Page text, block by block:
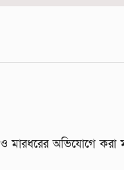
মারধরের অভিযোগে